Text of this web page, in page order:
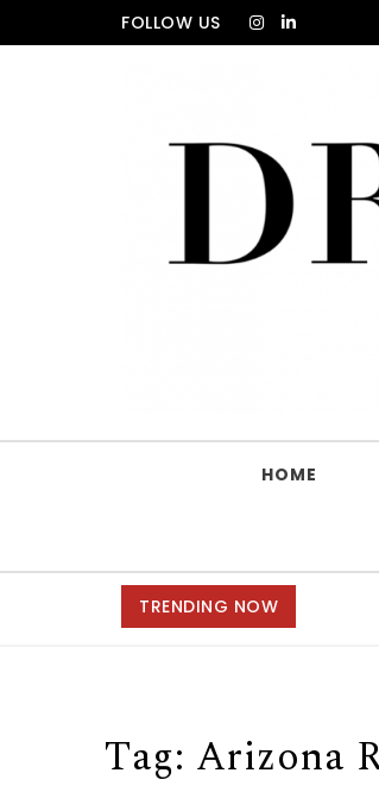
Skip to contentFOLLOW US
HOME
TRENDING NOW
Tag: Arizona